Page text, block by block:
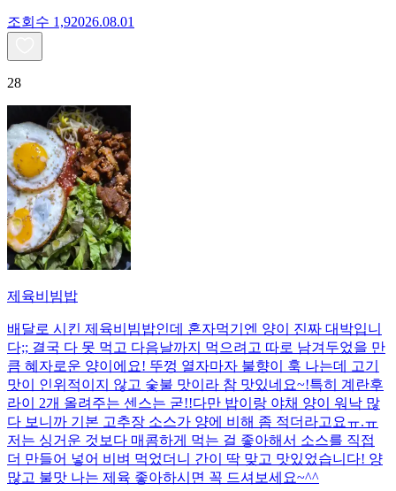
조회수 1,92026.08.01
28
제육비빔밥
배달로 시킨 제육비빔밥인데 혼자먹기엔 양이 진짜 대박입니
다;; 결국 다 못 먹고 다음날까지 먹으려고 따로 남겨두었을 만
큼 혜자로운 양이에요! 뚜껑 열자마자 불향이 훅 나는데 고기
맛이 인위적이지 않고 숯불 맛이라 참 맛있네요~!특히 계란후
라이 2개 올려주는 센스는 굳!! ​다만 밥이랑 야채 양이 워낙 많
다 보니까 기본 고추장 소스가 양에 비해 좀 적더라고요ㅠ.ㅠ
저는 싱거운 것보다 매콤하게 먹는 걸 좋아해서 소스를 직접
더 만들어 넣어 비벼 먹었더니 간이 딱 맞고 맛있었습니다! 양
많고 불맛 나는 제육 좋아하시면 꼭 드셔보세요~^^